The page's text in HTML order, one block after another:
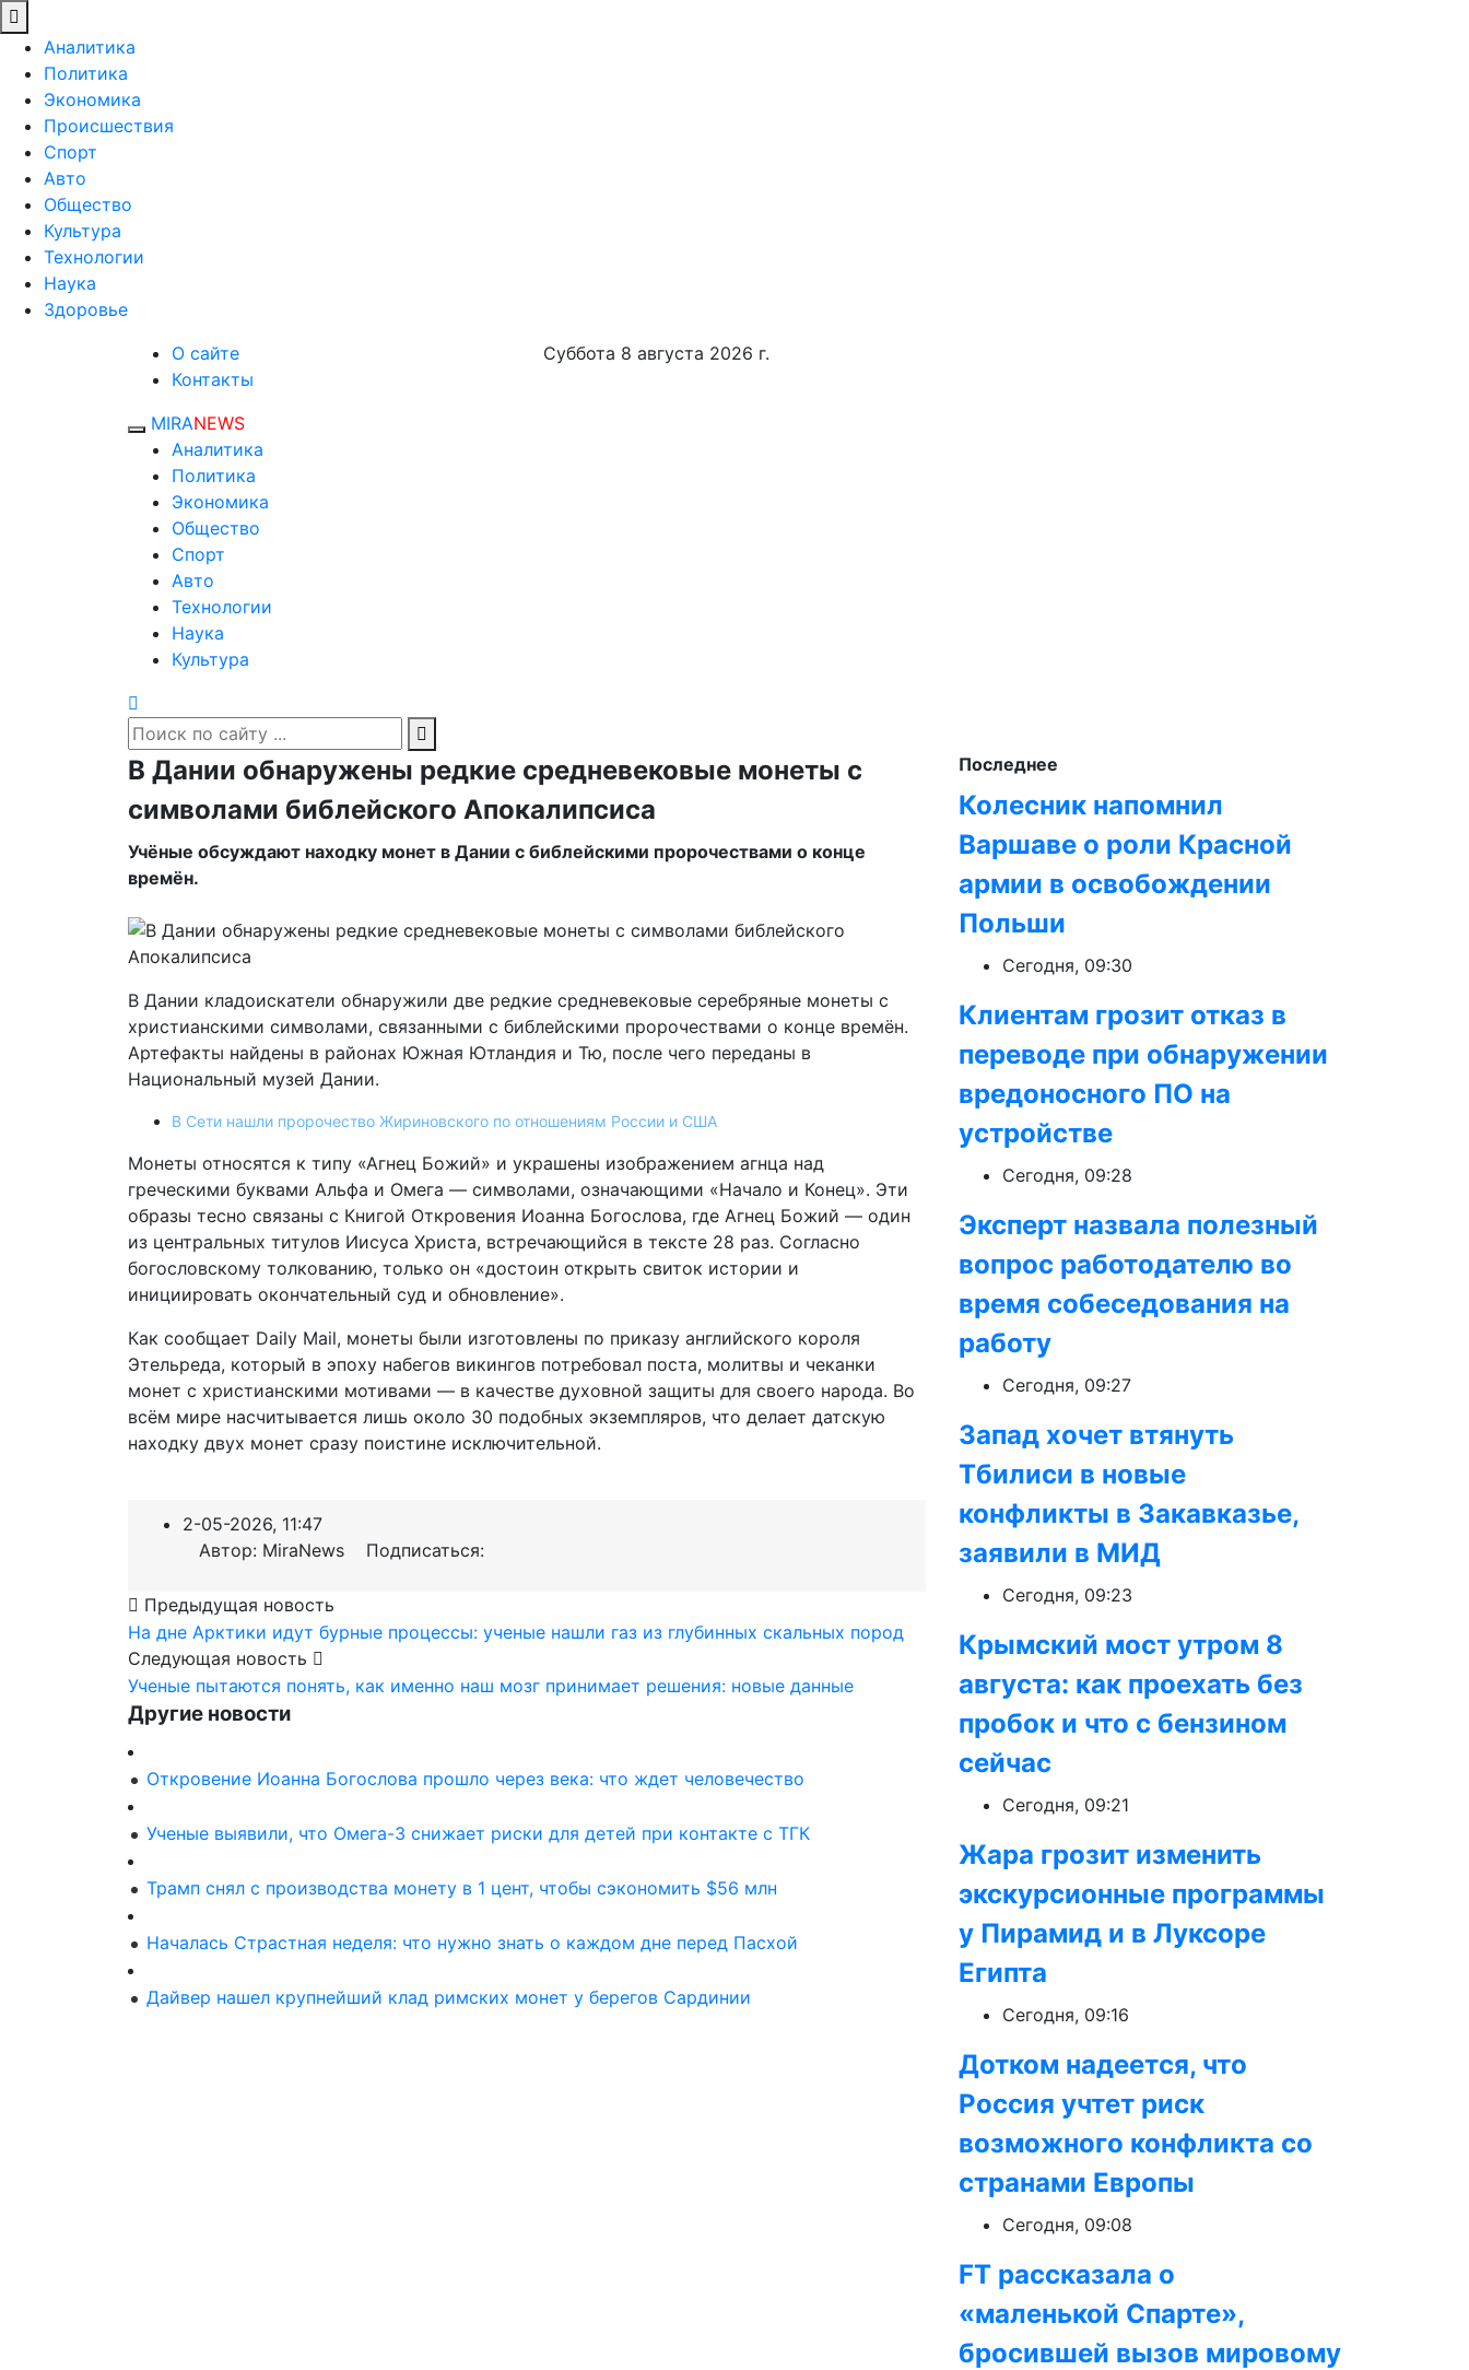
Аналитика
Политика
Экономика
Происшествия
Спорт
Авто
Общество
Культура
Технологии
Наука
Здоровье
О сайте
Контакты
Суббота 8 августа 2026 г.
MIRANEWS
Аналитика
Политика
Экономика
Общество
Спорт
Авто
Технологии
Наука
Культура
В Дании обнаружены редкие средневековые монеты с
символами библейского Апокалипсиса
Учёные обсуждают находку монет в Дании с библейскими пророчествами о конце
времён.
В Дании кладоискатели обнаружили две редкие средневековые серебряные монеты с
христианскими символами, связанными с библейскими пророчествами о конце времён.
Артефакты найдены в районах Южная Ютландия и Тю, после чего переданы в
Национальный музей Дании.
В Сети нашли пророчество Жириновского по отношениям России и США
Монеты относятся к типу «Агнец Божий» и украшены изображением агнца над
греческими буквами Альфа и Омега — символами, означающими «Начало и Конец». Эти
образы тесно связаны с Книгой Откровения Иоанна Богослова, где Агнец Божий — один
из центральных титулов Иисуса Христа, встречающийся в тексте 28 раз. Согласно
богословскому толкованию, только он «достоин открыть свиток истории и
инициировать окончательный суд и обновление».
Как сообщает Daily Mail, монеты были изготовлены по приказу английского короля
Этельреда, который в эпоху набегов викингов потребовал поста, молитвы и чеканки
монет с христианскими мотивами — в качестве духовной защиты для своего народа. Во
всём мире насчитывается лишь около 30 подобных экземпляров, что делает датскую
находку двух монет сразу поистине исключительной.
2-05-2026, 11:47
Автор: MiraNews Подписаться:
Предыдущая новость
На дне Арктики идут бурные процессы: ученые нашли газ из глубинных скальных пород
Следующая новость
Ученые пытаются понять, как именно наш мозг принимает решения: новые данные
Другие новости
Откровение Иоанна Богослова прошло через века: что ждет человечество
Ученые выявили, что Омега-3 снижает риски для детей при контакте с ТГК
Трамп снял с производства монету в 1 цент, чтобы сэкономить $56 млн
Началась Страстная неделя: что нужно знать о каждом дне перед Пасхой
Дайвер нашел крупнейший клад римских монет у берегов Сардинии
Последнее
Колесник напомнил
Варшаве о роли Красной
армии в освобождении
Польши
Сегодня, 09:30
Клиентам грозит отказ в
переводе при обнаружении
вредоносного ПО на
устройстве
Сегодня, 09:28
Эксперт назвала полезный
вопрос работодателю во
время собеседования на
работу
Сегодня, 09:27
Запад хочет втянуть
Тбилиси в новые
конфликты в Закавказье,
заявили в МИД
Сегодня, 09:23
Крымский мост утром 8
августа: как проехать без
пробок и что с бензином
сейчас
Сегодня, 09:21
Жара грозит изменить
экскурсионные программы
у Пирамид и в Луксоре
Египта
Сегодня, 09:16
Дотком надеется, что
Россия учтет риск
возможного конфликта со
странами Европы
Сегодня, 09:08
FT рассказала о
«маленькой Спарте»,
бросившей вызов мировому